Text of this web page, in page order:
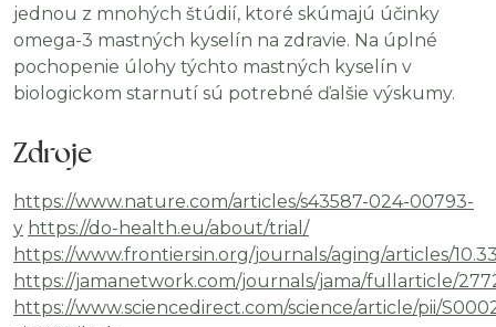
jednou z mnohých štúdií, ktoré skúmajú účinky
omega-3 mastných kyselín na zdravie. Na úplné
pochopenie úlohy týchto mastných kyselín v
biologickom starnutí sú potrebné ďalšie výskumy.
Zdroje
https://www.nature.com/articles/s43587-024-00793-
y https://do-health.eu/about/trial/
https://www.frontiersin.org/journals/aging/articles/
https://jamanetwork.com/journals/jama/fullarticle/
https://www.sciencedirect.com/science/article/pii/